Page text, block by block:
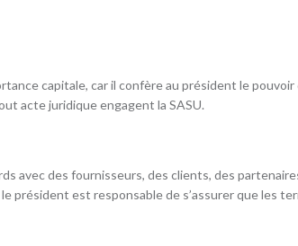
capitale, car il confère au président le pouvoir
acte juridique engagent la SASU.
avec des fournisseurs, des clients, des
président est responsable de s’assurer que les